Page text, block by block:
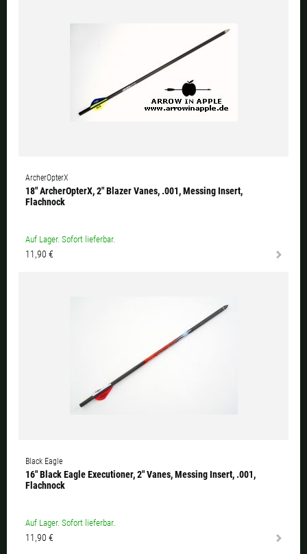
ArcherOpterX
18" ArcherOpterX, 2" Blazer Vanes, .001, Messing Insert,
Flachnock
Auf Lager. Sofort lieferbar.
11,90 €
Black Eagle
16" Black Eagle Executioner, 2" Vanes, Messing Insert, .001,
Flachnock
Auf Lager. Sofort lieferbar.
11,90 €